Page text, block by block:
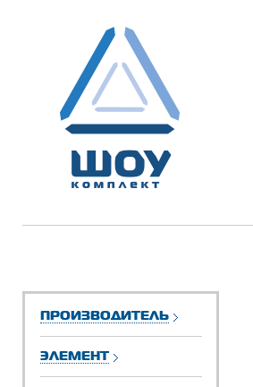
ПРОИЗВОДИТЕЛЬ
ЭЛЕМЕНТ